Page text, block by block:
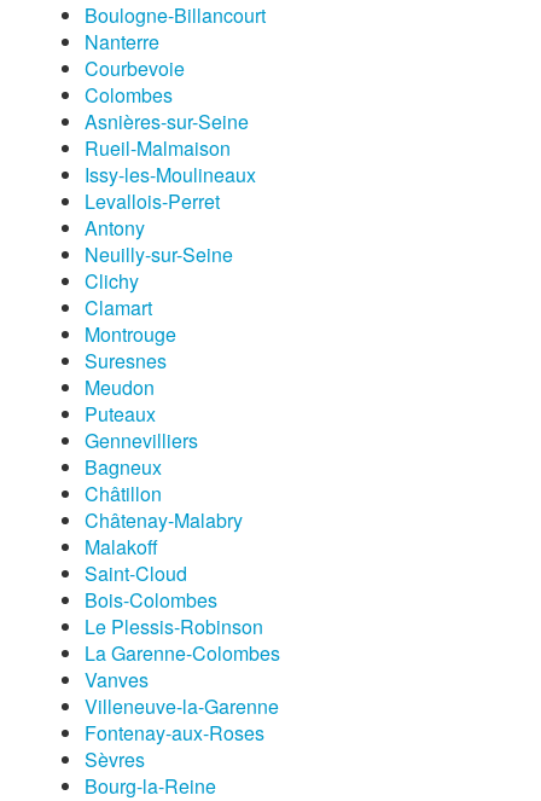
Boulogne-Billancourt
Nanterre
Courbevoie
Colombes
Asnières-sur-Seine
Rueil-Malmaison
Issy-les-Moulineaux
Levallois-Perret
Antony
Neuilly-sur-Seine
Clichy
Clamart
Montrouge
Suresnes
Meudon
Puteaux
Gennevilliers
Bagneux
Châtillon
Châtenay-Malabry
Malakoff
Saint-Cloud
Bois-Colombes
Le Plessis-Robinson
La Garenne-Colombes
Vanves
Villeneuve-la-Garenne
Fontenay-aux-Roses
Sèvres
Bourg-la-Reine